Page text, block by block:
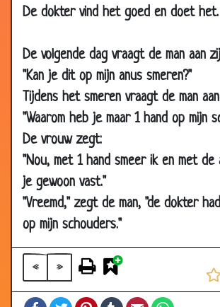
De dokter vind het goed en doet het.
De volgende dag vraagt de man aan
"Kan je dit op mijn anus smeren?"
Tijdens het smeren vraagt de man
"Waarom heb je maar 1 hand op mijn
De vrouw zegt:
"Nou, met 1 hand smeer ik en met de
je gewoon vast."
"Vreemd," zegt de man, "de dokter
op mijn schouders."
« »
FacebookTwitterPinterestTumblrEmail
2001
2001
21 Oct
2001
De stotteraar
14 Oct
2001
Trieste opstel
10 Oct
2001
Koeien vangen
05 Oct
2001
Haarlak
02 Oct
2001
Naar de hemel